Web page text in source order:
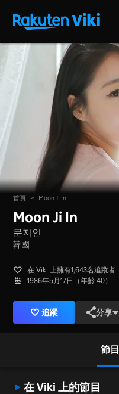
首頁 > Moon Ji In
Moon Ji In
문지인
韓國
在 Viki 上擁有1,643名追蹤者
1986年5月17日（年齡 40）
追蹤 分享
節目
在 Viki 上的節目